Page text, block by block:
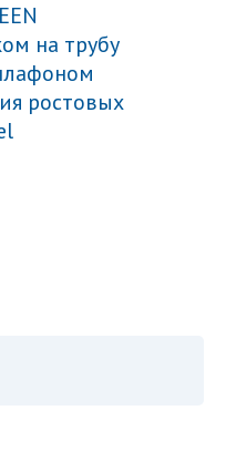
на трубу
ростовых